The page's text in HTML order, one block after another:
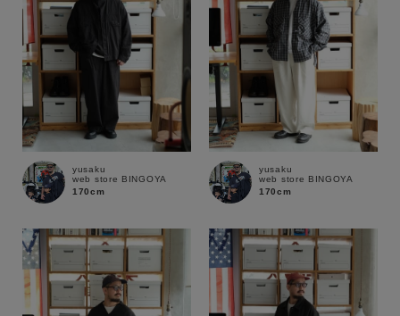
yusaku
web store BINGOYA
170cm
yusaku
web store BINGOYA
170cm